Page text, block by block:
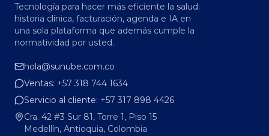
Tecnología para hacer más eficiente la salud:
historia clínica, facturación, agenda e IA en
una sola plataforma que además cumple la
normatividad por usted.
hola@sunube.com.co
Ventas: +57 318 744 1634
Servicio al cliente: +57 317 898 4426
Cra. 42 #3 Sur 81, Torre 1, Piso 15
Medellín, Antioquia, Colombia